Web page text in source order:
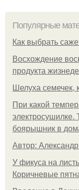
Популярные
Как выбрать
Восхождение
продукта
Шелуха семечек,
При какой
электросушилке.
боярышник в
Автор:
У фикуса на
Коричневые